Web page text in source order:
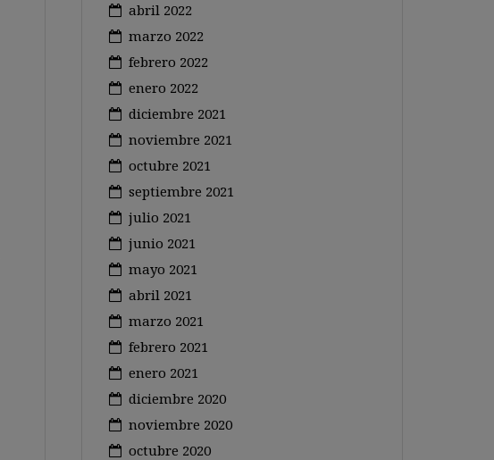
abril 2022
marzo 2022
febrero 2022
enero 2022
diciembre 2021
noviembre 2021
octubre 2021
septiembre 2021
julio 2021
junio 2021
mayo 2021
abril 2021
marzo 2021
febrero 2021
enero 2021
diciembre 2020
noviembre 2020
octubre 2020